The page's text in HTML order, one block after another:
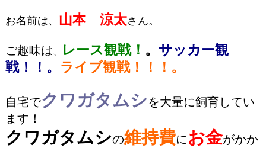
お名前は、 山本 涼太さん。
ご趣味は レース観戦！ 。 サッカー観
戦！！。 ライブ観戦！！！。
自宅でクワガタムシを大量に飼育してい
ます！
クワガタムシの維持費にお金がかか